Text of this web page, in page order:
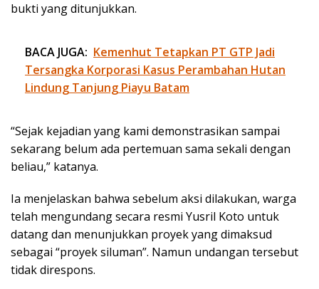
bukti yang ditunjukkan.
BACA JUGA: Kemenhut Tetapkan PT GTP Jadi
Tersangka Korporasi Kasus Perambahan Hutan
Lindung Tanjung Piayu Batam
“Sejak kejadian yang kami demonstrasikan sampai
sekarang belum ada pertemuan sama sekali dengan
beliau,” katanya.
Ia menjelaskan bahwa sebelum aksi dilakukan, warga
telah mengundang secara resmi Yusril Koto untuk
datang dan menunjukkan proyek yang dimaksud
sebagai “proyek siluman”. Namun undangan tersebut
tidak direspons.